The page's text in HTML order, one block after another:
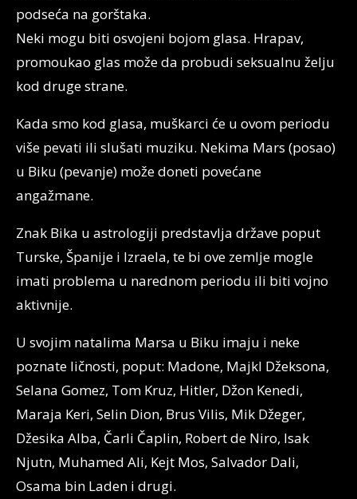
podseća na gorštaka.
Neki mogu biti osvojeni bojom glasa. Hrapav,
promoukao glas može da probudi seksualnu želju
kod druge strane.
Kada smo kod glasa, muškarci će u ovom periodu
više pevati ili slušati muziku. Nekima Mars (posao)
u Biku (pevanje) može doneti povećane
angažmane.
Znak Bika u astrologiji predstavlja države poput
Turske, Španije i Izraela, te bi ove zemlje mogle
imati problema u narednom periodu ili biti vojno
aktivnije.
U svojim natalima Marsa u Biku imaju i neke
poznate ličnosti, poput: Madone, Majkl Džeksona,
Selana Gomez, Tom Kruz, Hitler, Džon Kenedi,
Maraja Keri, Selin Dion, Brus Vilis, Mik Džeger,
Džesika Alba, Čarli Čaplin, Robert de Niro, Isak
Njutn, Muhamed Ali, Kejt Mos, Salvador Dali,
Osama bin Laden i drugi.